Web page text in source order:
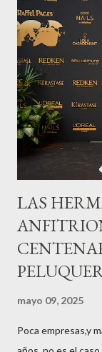
LAS
mayo 09, 2025
Poca empresas,y